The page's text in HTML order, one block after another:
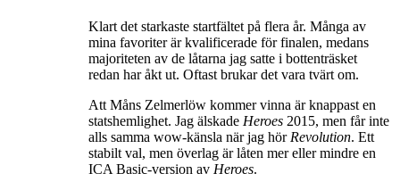
Klart det starkaste startfältet på flera år. Många av
mina favoriter är kvalificerade för finalen, medans
majoriteten av de låtarna jag satte i bottenträsket
redan har åkt ut. Oftast brukar det vara tvärt om.
Att Måns Zelmerlöw kommer vinna är knappast en
statshemlighet. Jag älskade Heroes 2015, men får inte
alls samma wow-känsla när jag hör Revolution. Ett
stabilt val, men överlag är låten mer eller mindre en
ICA Basic-version av Heroes.